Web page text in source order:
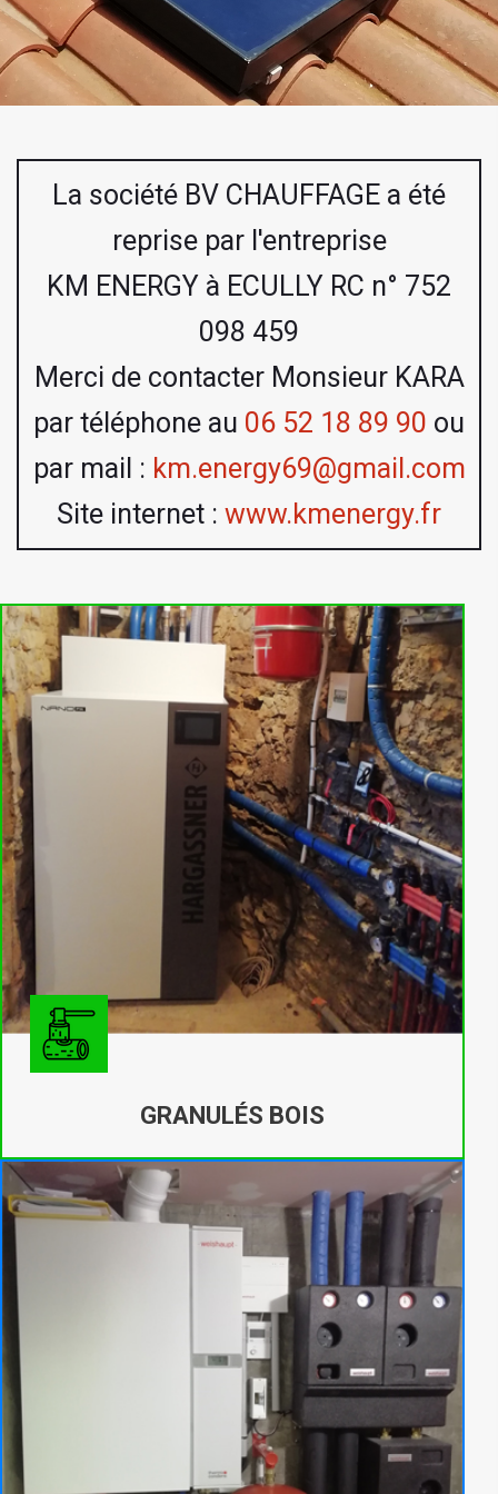
La société BV CHAUFFAGE a été
reprise par l'entreprise
KM ENERGY à ECULLY RC n° 752
098 459
Merci de contacter Monsieur KARA
par téléphone au 06 52 18 89 90 ou
par mail : km.energy69@gmail.com
Site internet : www.kmenergy.fr
GRANULÉS BOIS